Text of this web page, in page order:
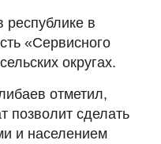
в
«Сервисного
округах.
отметил,
позволит сделать
и населением